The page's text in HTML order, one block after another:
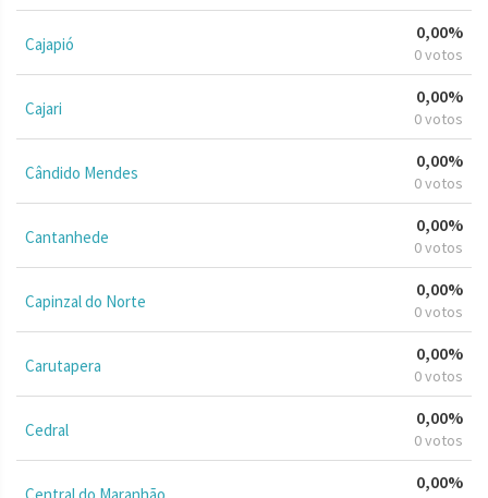
Cajapió
0,00%
0 votos
Cajari
0,00%
0 votos
Cândido Mendes
0,00%
0 votos
Cantanhede
0,00%
0 votos
Capinzal do Norte
0,00%
0 votos
Carutapera
0,00%
0 votos
Cedral
0,00%
0 votos
0,00%